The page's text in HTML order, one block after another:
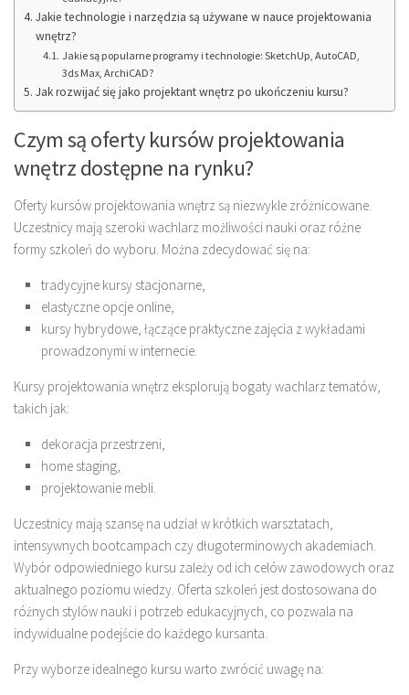
Jakie technologie i narzędzia są używane w nauce projektowania
wnętrz?
Jakie są popularne programy i technologie: SketchUp, AutoCAD,
3ds Max, ArchiCAD?
Jak rozwijać się jako projektant wnętrz po ukończeniu kursu?
Czym są oferty kursów projektowania
wnętrz dostępne na rynku?
Oferty kursów projektowania wnętrz są niezwykle zróżnicowane.
Uczestnicy mają szeroki wachlarz możliwości nauki oraz różne
formy szkoleń do wyboru. Można zdecydować się na:
tradycyjne kursy stacjonarne,
elastyczne opcje online,
kursy hybrydowe, łączące praktyczne zajęcia z wykładami
prowadzonymi w internecie.
Kursy projektowania wnętrz eksplorują bogaty wachlarz tematów,
takich jak:
dekoracja przestrzeni,
home staging,
projektowanie mebli.
Uczestnicy mają szansę na udział w krótkich warsztatach,
intensywnych bootcampach czy długoterminowych akademiach.
Wybór odpowiedniego kursu zależy od ich celów zawodowych oraz
aktualnego poziomu wiedzy. Oferta szkoleń jest dostosowana do
różnych stylów nauki i potrzeb edukacyjnych, co pozwala na
indywidualne podejście do każdego kursanta.
Przy wyborze idealnego kursu warto zwrócić uwagę na: